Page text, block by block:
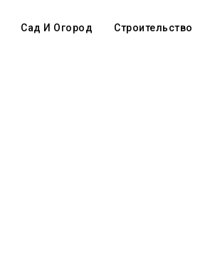
Сад И Огород Строительство